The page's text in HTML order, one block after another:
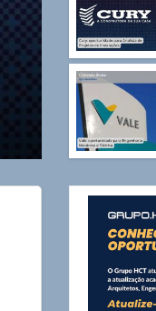
AGO 3,